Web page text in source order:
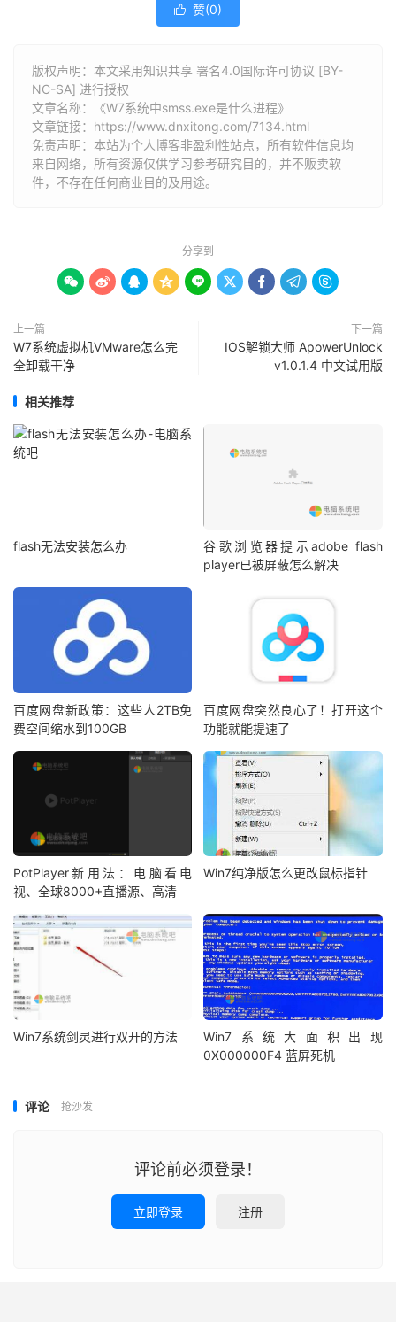
 赞(0)
版权声明：本文采用知识共享 署名4.0国际许可协议 [BY-
NC-SA] 进行授权
文章名称：《W7系统中smss.exe是什么进程》
文章链接： https://www.dnxitong.com/7134.html
免责声明：本站为个人博客非盈利性站点，所有软件信息均
来自网络，所有资源仅供学习参考研究目的，并不贩卖软
件，不存在任何商业目的及用途。
分享到
        
上一篇
W7系统虚拟机VMware怎么完
全卸载干净
下一篇
IOS解锁大师 ApowerUnlock
v1.0.1.4 中文试用版
相关推荐
flash无法安装怎么办
谷歌浏览器提示adobe flash
player已被屏蔽怎么解决
百度网盘新政策：这些人2TB免
费空间缩水到100GB
百度网盘突然良心了！打开这个
功能就能提速了
PotPlayer新用法：电脑看电
视、全球8000+直播源、高清
Win7纯净版怎么更改鼠标指针
Win7系统剑灵进行双开的方法
Win7系统大面积出现
0X000000F4 蓝屏死机
评论 抢沙发
评论前必须登录！
立即登录 注册